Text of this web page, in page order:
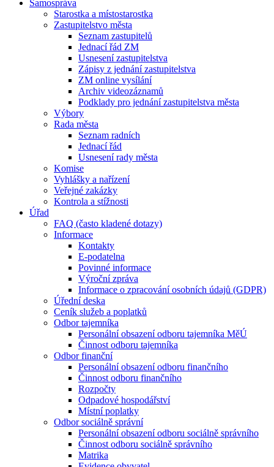
Samospráva
Starostka a místostarostka
Zastupitelstvo města
Seznam zastupitelů
Jednací řád ZM
Usnesení zastupitelstva
Zápisy z jednání zastupitelstva
ZM online vysílání
Archiv videozáznamů
Podklady pro jednání zastupitelstva města
Výbory
Rada města
Seznam radních
Jednací řád
Usnesení rady města
Komise
Vyhlášky a nařízení
Veřejné zakázky
Kontrola a stížnosti
Úřad
FAQ (často kladené dotazy)
Informace
Kontakty
E-podatelna
Povinné informace
Výroční zpráva
Informace o zpracování osobních údajů (GDPR)
Úřední deska
Ceník služeb a poplatků
Odbor tajemníka
Personální obsazení odboru tajemníka MěÚ
Činnost odboru tajemníka
Odbor finanční
Personální obsazení odboru finančního
Činnost odboru finančního
Rozpočty
Odpadové hospodářství
Místní poplatky
Odbor sociálně správní
Personální obsazení odboru sociálně správního
Činnost odboru sociálně správního
Matrika